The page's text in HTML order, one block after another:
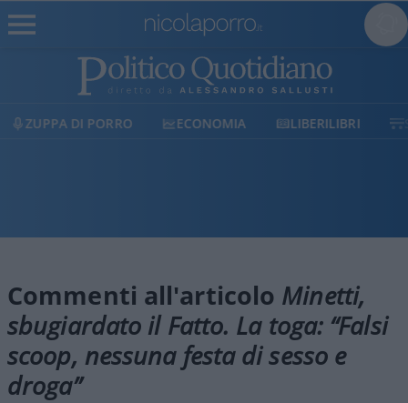
ZUPPA DI PORRO ECONOMIA LIBERILIBRI
Commenti all'articolo Minetti,
sbugiardato il Fatto. La toga: “Falsi
scoop, nessuna festa di sesso e
droga”